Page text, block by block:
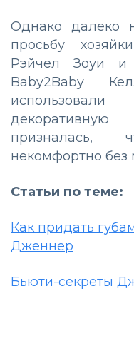
Однако далеко
просьбу
Рэйчел Зоуи и
Baby2Baby
призналась,
некомфортно без
Статьи по теме:
Как придать
Дженнер
Бьюти-секреты